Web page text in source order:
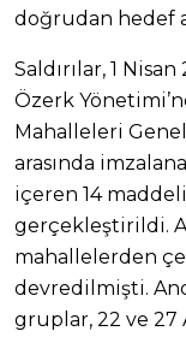
doğrudan hedef
Saldırılar, 1
Özerk
Mahalleleri
arasında
içeren 14
gerçekleştirildi.
mahallelerden
devredilmişti.
gruplar, 22 ve 27